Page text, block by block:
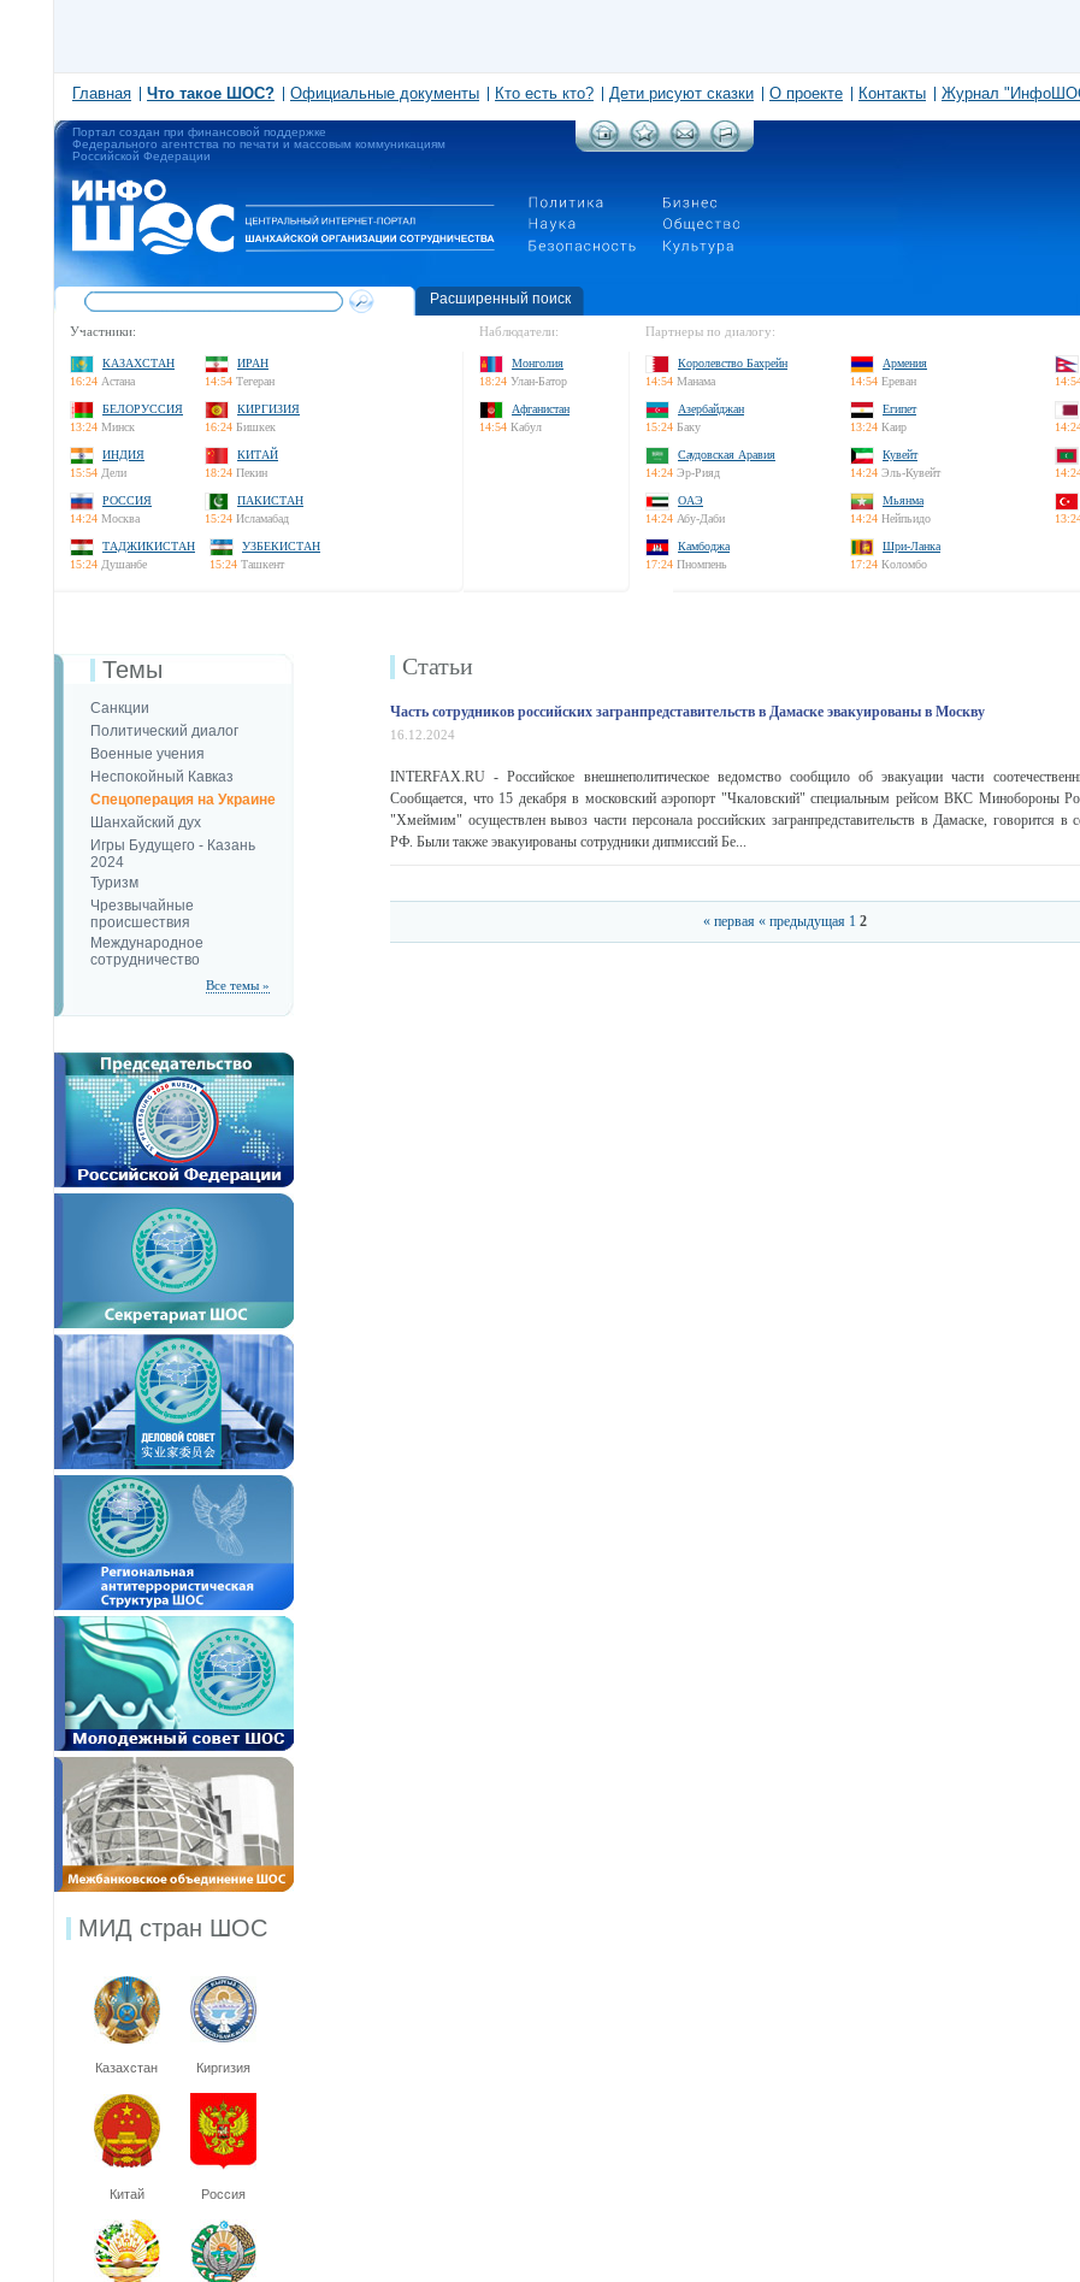
Главная Что такое ШОС? Официальные документы Кто есть кто? Дети рисуют сказки О проекте Контакты Журнал
Портал создан при финансовой поддержке
Федерального агентства по печати и массовым коммуникациям
Российской Федерации
Расширенный поиск
Участники:
КАЗАХСТАН
16:24 Астана
ИРАН
14:54 Тегеран
БЕЛОРУССИЯ
13:24 Минск
КИРГИЗИЯ
16:24 Бишкек
ИНДИЯ
15:54 Дели
КИТАЙ
18:24 Пекин
РОССИЯ
14:24 Москва
ПАКИСТАН
15:24 Исламабад
ТАДЖИКИСТАН
15:24 Душанбе
УЗБЕКИСТАН
15:24 Ташкент
Наблюдатели:
Монголия
18:24 Улан-Батор
Афганистан
14:54 Кабул
Партнеры по диалогу:
Королевство Бахрейн
14:54 Манама
Армения
14:54 Ереван
Азербайджан
15:24 Баку
Египет
13:24 Каир
Саудовская Аравия
14:24 Эр-Рияд
Кувейт
14:24 Эль-Кувейт
ОАЭ
14:24 Абу-Даби
Мьянма
14:24 Нейпьидо
Камбоджа
17:24 Пномпень
Шри-Ланка
17:24 Коломбо
Темы
Санкции
Политический диалог
Военные учения
Неспокойный Кавказ
Спецоперация на Украине
Шанхайский дух
Игры Будущего - Казань
2024
Туризм
Чрезвычайные
происшествия
Международное
сотрудничество
Все темы »
МИД стран ШОС
Казахстан Киргизия
Китай Россия
Статьи
Часть сотрудников российских загранпредставительств в Дамаске эвакуированы в Москву
16.12.2024
INTERFAX.RU - Российское внешнеполитическое ведомство сообщило об эвакуации части
Сообщается, что 15 декабря в московский аэропорт "Чкаловский" специальным рейсом ВКС Минобороны
"Хмеймим" осуществлен вывоз части персонала российских загранпредставительств в Дамаске, говорится
РФ. Были также эвакуированы сотрудники дипмиссий Бе...
« первая « предыдущая 1 2